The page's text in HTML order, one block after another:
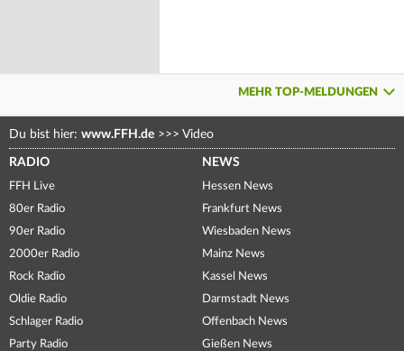
MEHR TOP-MELDUNGEN
Du bist hier: www.FFH.de >>> Video
RADIO
FFH Live
80er Radio
90er Radio
2000er Radio
Rock Radio
Oldie Radio
Schlager Radio
Party Radio
NEWS
Hessen News
Frankfurt News
Wiesbaden News
Mainz News
Kassel News
Darmstadt News
Offenbach News
Gießen News